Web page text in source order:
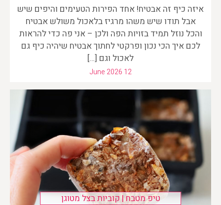
איזה כיף זה אבטיח! אחד הפירות הטעימים והיפים שיש
אבל תודו שיש משהו מרגיז בלאכול משולש אבטיח
והכל נוזל תמיד בזויות הפה ולכן – אני פה כדי להראות
לכם איך הכי נכון ופרקטי לחתוך אבטיח שיהיה כיף גם
לאכול וגם […]
June 2026 12
טיפ מטבח | קוביות בצל מטוגן